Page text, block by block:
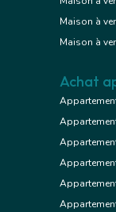
Maison à
Maison à
Achat